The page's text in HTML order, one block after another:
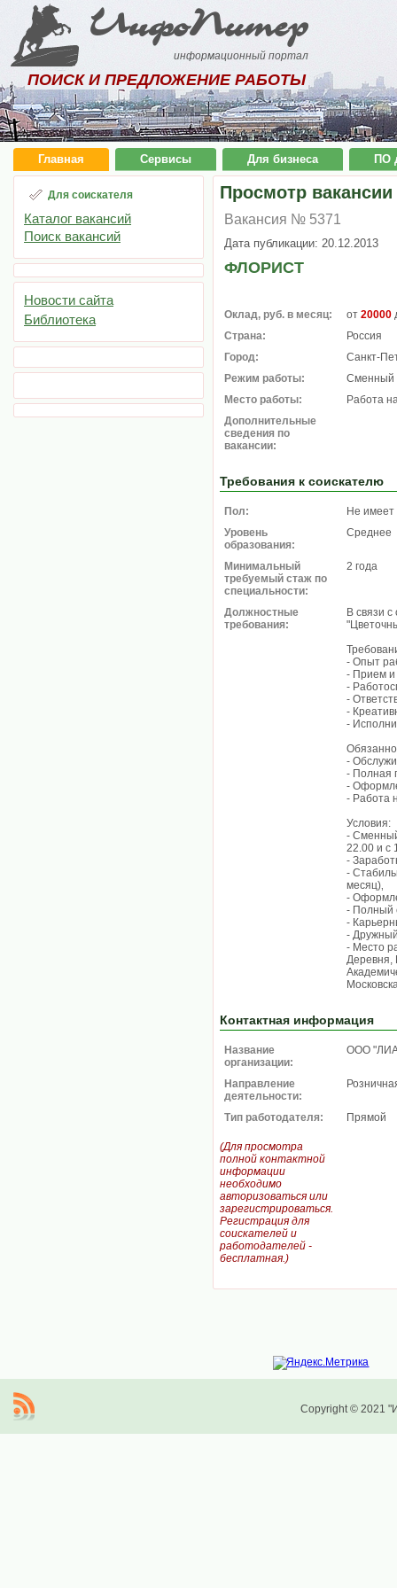
ИнфоПитер
информационный портал
ПОИСК И ПРЕДЛОЖЕНИЕ РАБОТЫ
Главная Сервисы Для бизнеса ПО
Для соискателя
Каталог вакансий
Поиск вакансий
Новости сайта
Библиотека
Просмотр вакансии
Вакансия № 5371
Дата публикации: 20.12.2013
ФЛОРИСТ
Оклад, руб. в месяц: от 20000
Страна:
Россия
Город:
Санкт-
Режим работы:
Сменный
Место работы:
Работа
Дополнительные
сведения по
вакансии:
Требования к соискателю
Пол:
Не имеет
Уровень
образования:
Среднее
Минимальный
требуемый стаж по
специальности:
2 года
Должностные
требования:
В связи
- Опыт
- Прием и
-
-
-
-
-
- Полная
-
- Работа
Условия:
-
22.00 и с
-
-
месяц)‚
-
- Полный
-
- Дружный
- Место
Деревня,
Контактная информация
Название
организации:
ООО
Направление
деятельности:
Тип работодателя: Прямой
(Для просмотра
полной контактной
информации
необходимо
авторизоваться или
зарегистрироваться.
Регистрация для
соискателей и
работодателей -
бесплатная.)
Copyright © 2021